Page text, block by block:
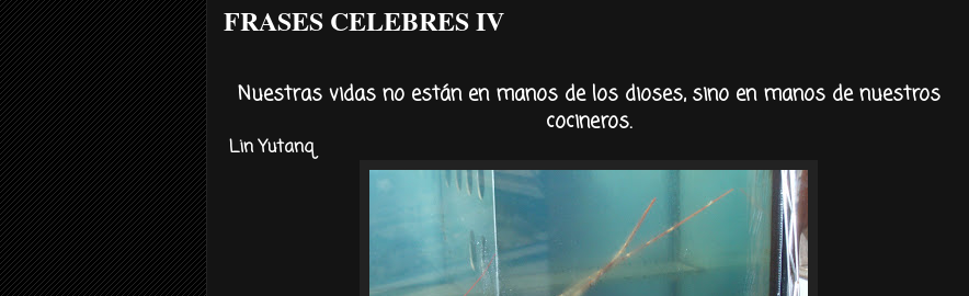
FRASES CELEBRES IV
Nuestras vidas no están en manos de los dioses, sino en manos de nuestros
cocineros.
Lin Yutanq